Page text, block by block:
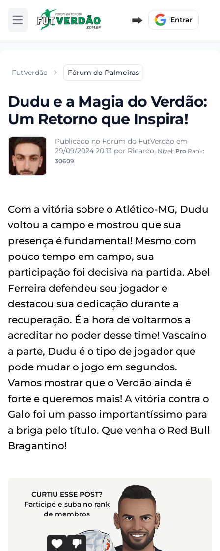
Abrir menu Entrar
FutVerdão Fórum do Palmeiras
Dudu e a Magia do Verdão:
Um Retorno que Inspira!
Publicado no Fórum do FutVerdão em
29/09/2024 20:13 por Ricardo, Nível: Pro Rank:
30609
Com a vitória sobre o Atlético-MG, Dudu
voltou a campo e mostrou que sua
presença é fundamental! Mesmo com
pouco tempo em campo, sua
participação foi decisiva na partida. Abel
Ferreira defendeu seu jogador e
destacou sua dedicação durante a
recuperação. É a hora de voltarmos a
acreditar no poder desse time! Vascaíno
a parte, Dudu é o tipo de jogador que
pode mudar o jogo em segundos.
Vamos mostrar que o Verdão ainda é
forte e queremos mais! A vitória contra o
Galo foi um passo importantíssimo para
a briga pelo título. Que venha o Red Bull
Bragantino!
CURTIU ESSE POST?
Participe e suba no rank
de membros